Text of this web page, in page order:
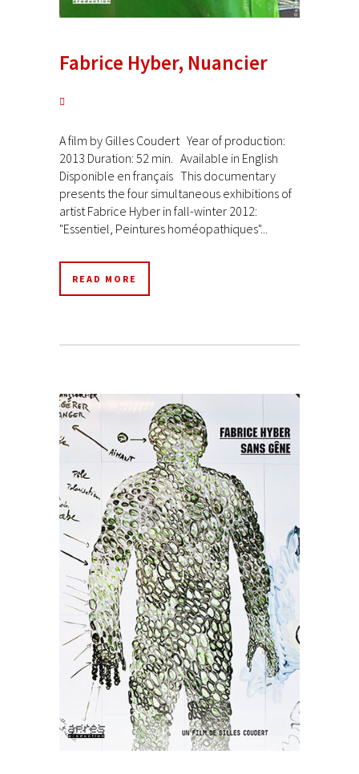
Fabrice Hyber, Nuancier
A film by Gilles Coudert Year of production:
2013 Duration: 52 min. Available in English
Disponible en français This documentary
presents the four simultaneous exhibitions of
artist Fabrice Hyber in fall-winter 2012:
"Essentiel, Peintures homéopathiques"...
READ MORE